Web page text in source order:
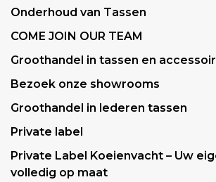
Onderhoud van Tassen
COME JOIN OUR TEAM
Groothandel in tassen en
Bezoek onze showrooms
Groothandel in lederen tassen
Private label
Private Label Koeienvacht – Uw
volledig op maat